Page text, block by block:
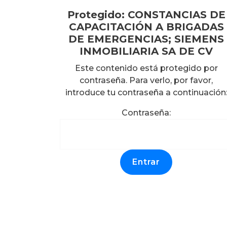
Protegido: CONSTANCIAS DE
CAPACITACIÓN A BRIGADAS
DE EMERGENCIAS; SIEMENS
INMOBILIARIA SA DE CV
Este contenido está protegido por
contraseña. Para verlo, por favor,
introduce tu contraseña a continuación:
Contraseña: